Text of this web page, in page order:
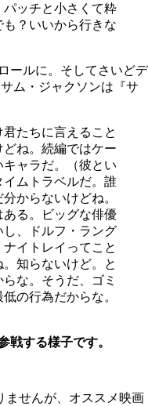
ッチと小さくて粋
？いいから行きな
ールに。そしてさいどデ
ム・ジャクソンは『サ
君たちに言えること
ね。続編ではケー
ャラだ。（彼とい
イムトラベルだ。誰
からないけどね。
る。ビッグな俳優
、ドルフ・ラング
イトレイってこと
知らないけど。と
な。そうだ、ゴミ
の行為だからな。
戦する様子です。
ませんが、オススメ映画